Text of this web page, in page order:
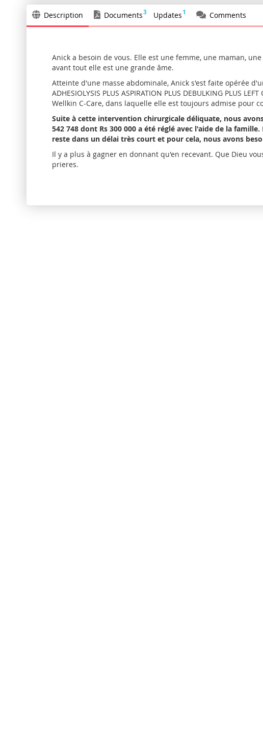
the
images
gallery
Description
Anick a besoin de vous. Elle est une femme, une maman,
avant tout elle est une grande âme.
Atteinte d'une masse abdominale, Anick s'est faite opérée
ADHESIOLYSIS PLUS ASPIRATION PLUS DEBULKING PLUS
Wellkin C-Care, dans laquelle elle est toujours admise pour
Suite à cette intervention chirurgicale déliquate, nous
542 748 dont Rs 300 000 a été réglé avec l'aide de la
reste dans un délai très court et pour cela, nous avons
Il y a plus à gagner en donnant qu'en recevant. Que Dieu
prieres.
Documents3 Updates1 Comments